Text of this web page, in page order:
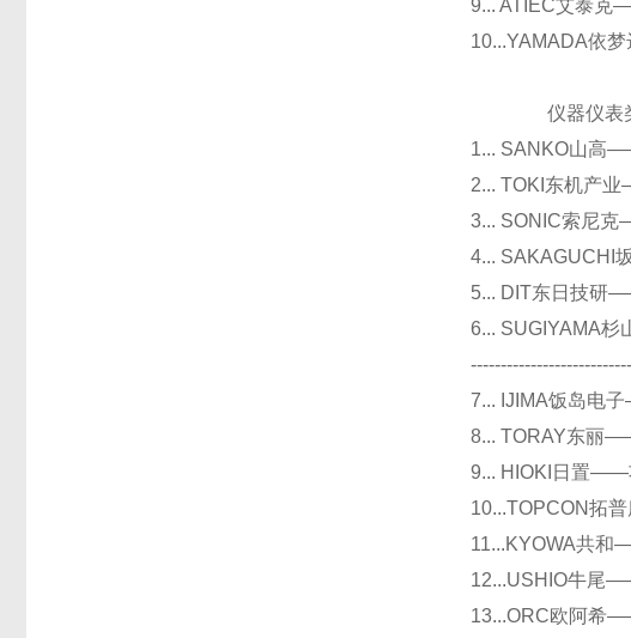
9... ATIEC艾泰克
10...YAMADA依
仪器仪表类
1... SANKO山高
2... TOKI东机产
3... SONIC索尼克
4... SAKAGUCHI
5... DIT东日技研
6... SUGIYAMA
7... IJIMA饭岛电
8... TORAY东丽
9... HIOKI日置——
10...TOPCON拓
11...KYOWA共和
12...USHIO牛尾
13...ORC欧阿希